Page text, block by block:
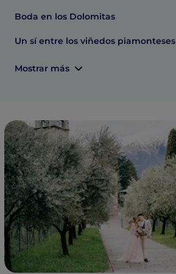
Boda en los Dolomitas
Un sí entre los viñedos piamonteses
Mostrar más